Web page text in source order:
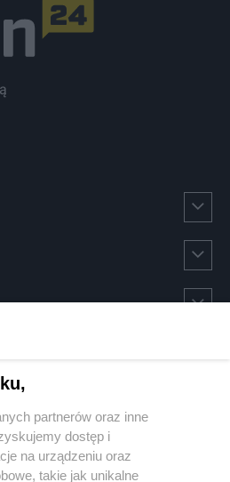
partnerów oraz inne
dostęp i
na urządzeniu oraz
takie jak unikalne